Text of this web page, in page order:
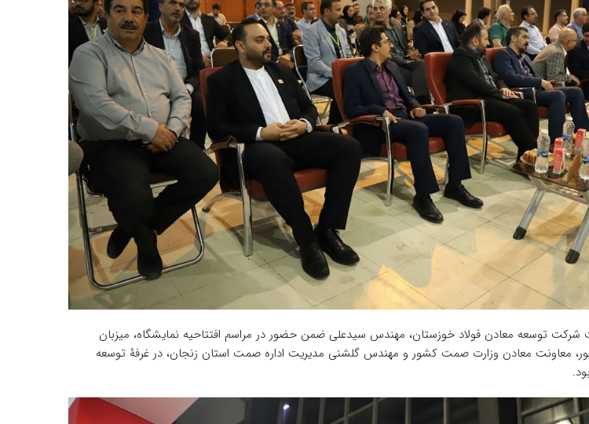
توسعه معادن فولاد خوزستان، مهندس سیدعلی ضمن حضور در مراسم افتتاحیه نمایشگاه، میزبان
معاونت معادن وزارت صمت کشور و مهندس گلشنی مدیریت اداره صمت استان زنجان، در غرفۀ توسعه